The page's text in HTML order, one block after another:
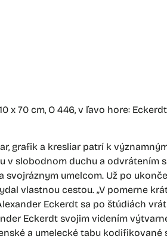
x 70 cm, O 446, v ľavo hore:
grafik a kresliar patrí k
v slobodnom duchu a odvrátením
umelcom. Už po
vlastnou cestou. „V pomerne
Eckerdt sa po štúdiách
Eckerdt svojim videním
a umelecké tabu